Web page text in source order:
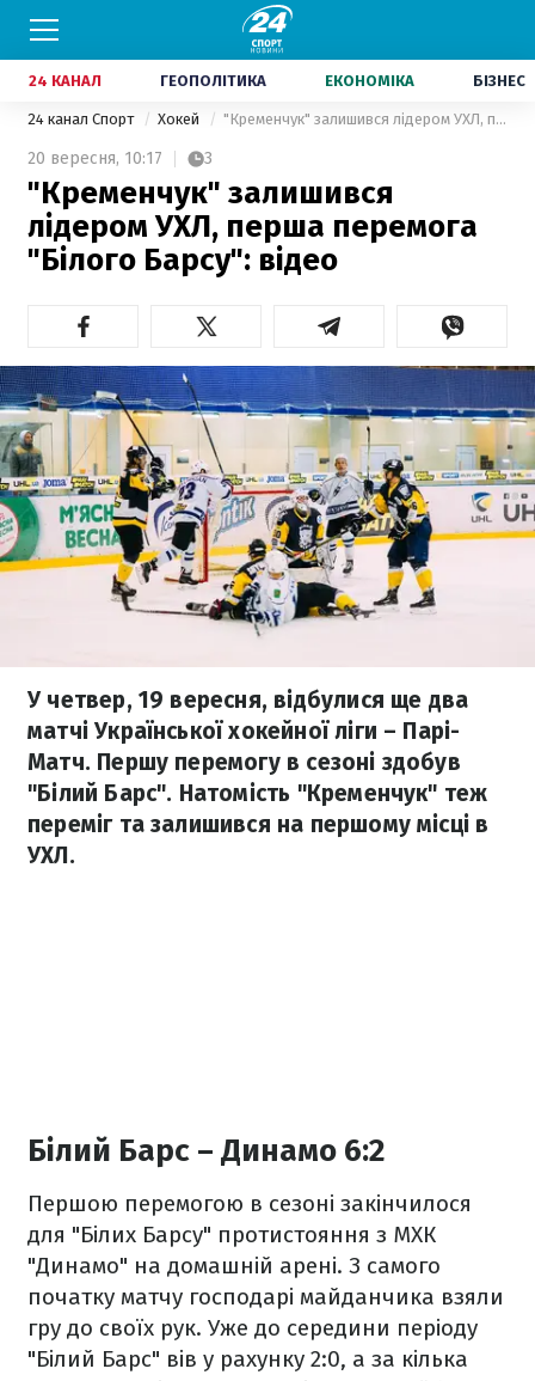
24 КАНАЛ ГЕОПОЛІТИКА ЕКОНОМІКА БІЗНЕС
24 канал Спорт Хокей "Кременчук" залишився лідером УХЛ, перша перемога "Білого Барсу": відео
20 вересня, 10:17 3
"Кременчук" залишився
лідером УХЛ, перша перемога
"Білого Барсу": відео
У четвер, 19 вересня, відбулися ще два
матчі Української хокейної ліги – Парі-
Матч. Першу перемогу в сезоні здобув
"Білий Барс". Натомість "Кременчук" теж
переміг та залишився на першому місці в
УХЛ.
Білий Барс – Динамо 6:2
Першою перемогою в сезоні закінчилося
для "Білих Барсу" протистояння з МХК
"Динамо" на домашній арені. З самого
початку матчу господарі майданчика взяли
гру до своїх рук. Уже до середини періоду
"Білий Барс" вів у рахунку 2:0, а за кілька